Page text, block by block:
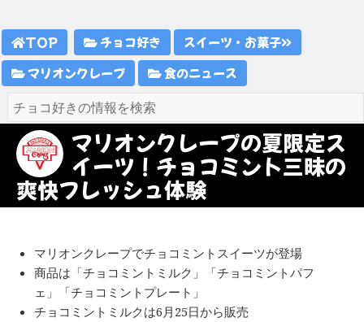
TOP チョコ好き
スイーツ・お菓子
マリオンクレープ
食のニュース
マリオンクレープの夏限定ス
イーツ！チョコミント三昧の
爽快フレッシュ体験
マリオンクレープでチョコミントスイーツが登場
商品は「チョコミントミルク」「チョコミントパフ
ェ」「チョコミントプレート」
チョコミントミルクは6月25日から販売